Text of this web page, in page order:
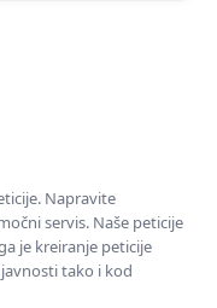
Napravite
servis. Naše peticije
je kreiranje peticije
tako i kod